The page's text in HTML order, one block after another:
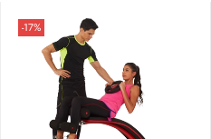
-17%